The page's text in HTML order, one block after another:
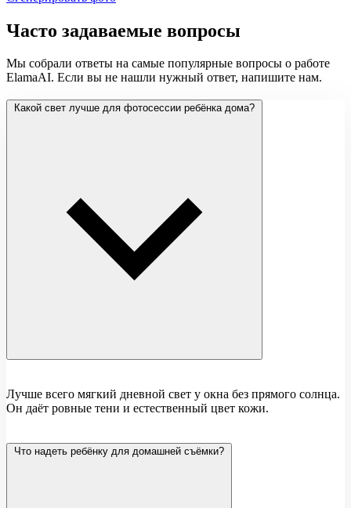
Часто задаваемые вопросы
Мы собрали ответы на самые популярные вопросы о работе
ElamaAI. Если вы не нашли нужный ответ, напишите нам.
Какой свет лучше для фотосессии ребёнка дома?
Лучше всего мягкий дневной свет у окна без прямого солнца.
Он даёт ровные тени и естественный цвет кожи.
Что надеть ребёнку для домашней съёмки?